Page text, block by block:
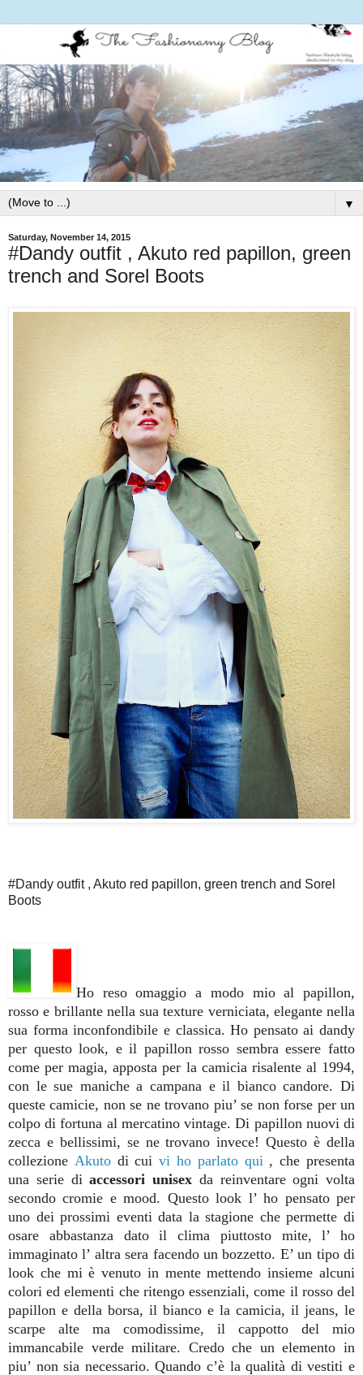
▼
Saturday, November 14, 2015
#Dandy outfit , Akuto red papillon, green
trench and Sorel Boots
#Dandy outfit , Akuto red papillon, green trench and Sorel
Boots
Ho reso omaggio a modo mio al papillon,
rosso e brillante nella sua texture verniciata, elegante nella
sua forma inconfondibile e classica. Ho pensato ai dandy
per questo look, e il papillon rosso sembra essere fatto
come per magia, apposta per la camicia risalente al 1994,
con le sue maniche a campana e il bianco candore. Di
queste camicie, non se ne trovano piu’ se non forse per un
colpo di fortuna al mercatino vintage. Di papillon nuovi di
zecca e bellissimi, se ne trovano invece! Questo è della
collezione Akutodi cuivi ho parlato qui , che presenta
una serie di accessori unisex da reinventare ogni volta
secondo cromie e mood. Questo look l’ ho pensato per
uno dei prossimi eventi data la stagione che permette di
osare abbastanza dato il clima piuttosto mite, l’ ho
immaginato l’ altra sera facendo un bozzetto. E’ un tipo di
look che mi è venuto in mente mettendo insieme alcuni
colori ed elementi che ritengo essenziali, come il rosso del
papillon e della borsa, il bianco e la camicia, il jeans, le
scarpe alte ma comodissime, il cappotto del mio
immancabile verde militare. Credo che un elemento in
piu’ non sia necessario. Quando c’è la qualità di vestiti e